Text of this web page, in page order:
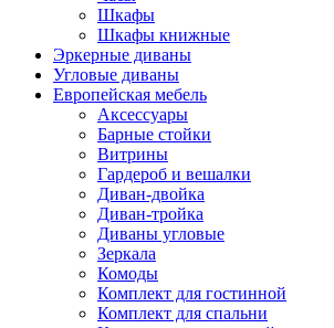
Шкафы
Шкафы книжные
Эркерные диваны
Угловые диваны
Европейская мебель
Аксессуары
Барные стойки
Витрины
Гардероб и вешалки
Диван-двойка
Диван-тройка
Диваны угловые
Зеркала
Комоды
Комплект для гостинной
Комплект для спальни